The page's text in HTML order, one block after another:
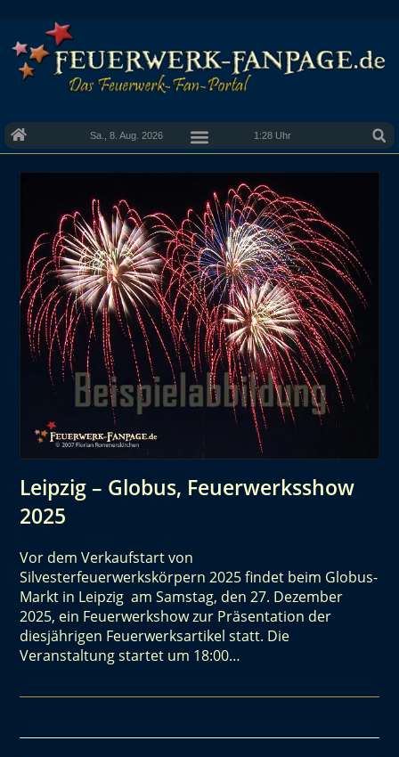
Sa., 8. Aug. 2026 1:28 Uhr
Leipzig – Globus, Feuerwerksshow
2025
Vor dem Verkaufstart von
Silvesterfeuerwerkskörpern 2025 findet beim Globus-
Markt in Leipzig am Samstag, den 27. Dezember
2025, ein Feuerwerkshow zur Präsentation der
diesjährigen Feuerwerksartikel statt. Die
Veranstaltung startet um 18:00…